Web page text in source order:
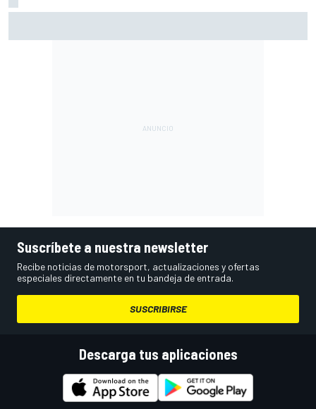
Suscríbete a nuestra newsletter
Recibe noticias de motorsport, actualizaciones y ofertas
especiales directamente en tu bandeja de entrada.
SUSCRIBIRSE
Descarga tus aplicaciones